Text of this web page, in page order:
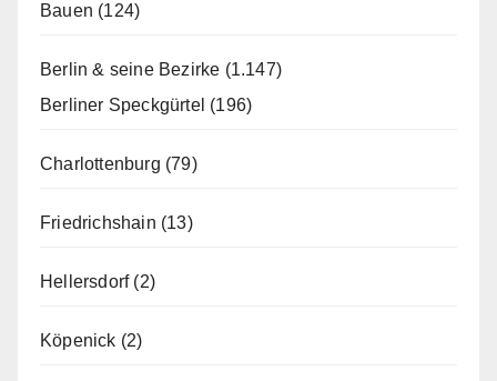
Bauen (124)
Berlin & seine Bezirke (1.147)
Berliner Speckgürtel (196)
Charlottenburg (79)
Friedrichshain (13)
Hellersdorf(2)
Köpenick (2)